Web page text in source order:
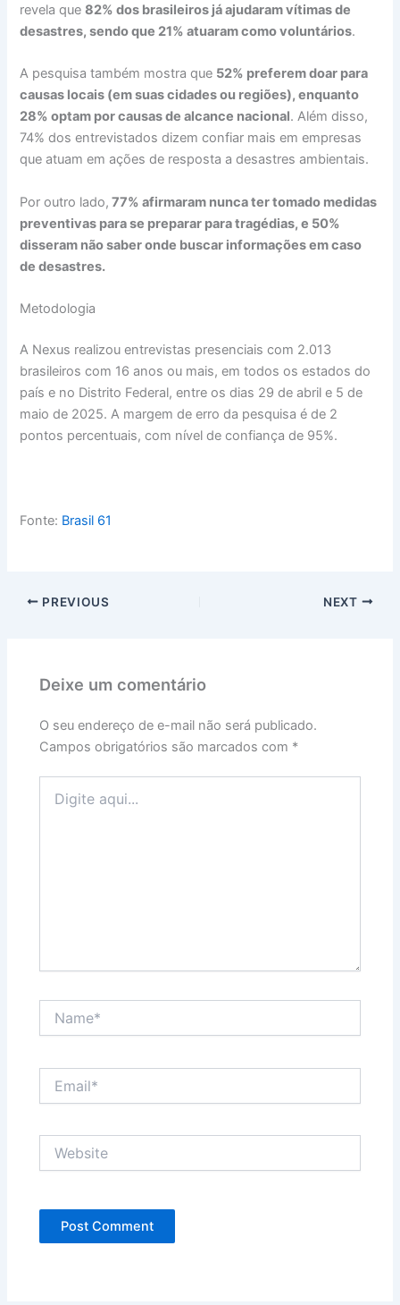
revela que82% dos brasileiros já ajudaram vítimas de
desastres, sendo que 21% atuaram como voluntários.
A pesquisa também mostra que 52% preferem doar para
causas locais (em suas cidades ou regiões), enquanto
28% optam por causas de alcance nacional. Além disso,
74% dos entrevistados dizem confiar mais em empresas
que atuam em ações de resposta a desastres ambientais.
Por outro lado, 77% afirmaram nunca ter tomado medidas
preventivas para se preparar para tragédias, e 50%
disseram não saber onde buscar informações em caso
de desastres.
Metodologia
A Nexus realizou entrevistas presenciais com 2.013
brasileiros com 16 anos ou mais, em todos os estados do
país e no Distrito Federal, entre os dias 29 de abril e 5 de
maio de 2025. A margem de erro da pesquisa é de 2
pontos percentuais, com nível de confiança de 95%.
Fonte: Brasil 61
PREVIOUS NEXT
Deixe um comentário
O seu endereço de e-mail não será publicado.
Campos obrigatórios são marcados com *
aqui...